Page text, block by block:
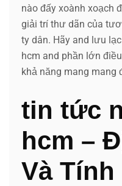
nào đấy xoành xoạch
giải trí thư dãn của
ty dân. Hãy and lưu
hcm and phần lớn
khả năng mang mang
tin tức
hcm –
Và